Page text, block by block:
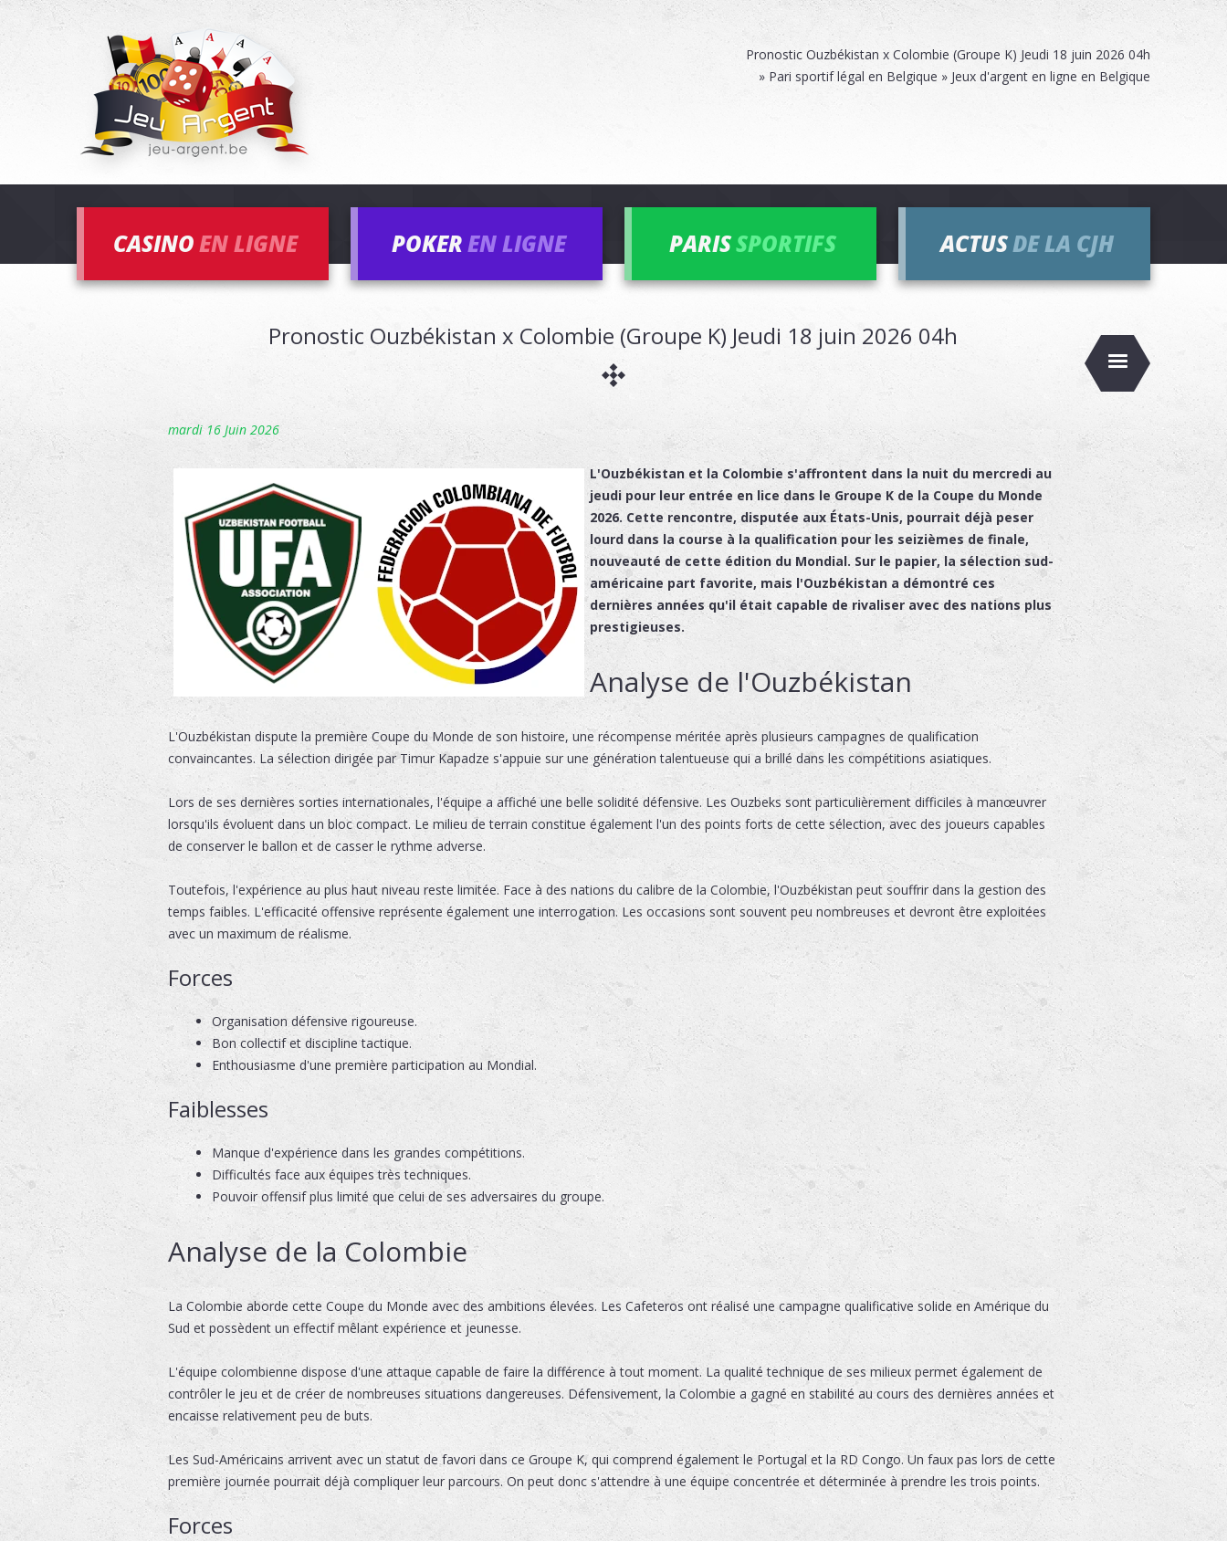
Pronostic Ouzbékistan x Colombie (Groupe K) Jeudi 18 juin 2026 04h
» Pari sportif légal en Belgique » Jeux d'argent en ligne en Belgique
CASINOEN LIGNE POKEREN LIGNE PARISSPORTIFS ACTUSDE LA CJH
Pronostic Ouzbékistan x Colombie (Groupe K) Jeudi 18 juin 2026 04h
mardi 16 Juin 2026
L'Ouzbékistan et la Colombie s'affrontent dans la nuit du mercredi au
jeudi pour leur entrée en lice dans le Groupe K de la Coupe du Monde
2026. Cette rencontre, disputée aux États-Unis, pourrait déjà peser
lourd dans la course à la qualification pour les seizièmes de finale,
nouveauté de cette édition du Mondial. Sur le papier, la sélection sud-
américaine part favorite, mais l'Ouzbékistan a démontré ces
dernières années qu'il était capable de rivaliser avec des nations plus
prestigieuses.
Analyse de l'Ouzbékistan
L'Ouzbékistan dispute la première Coupe du Monde de son histoire, une récompense méritée après plusieurs campagnes de qualification
convaincantes. La sélection dirigée par Timur Kapadze s'appuie sur une génération talentueuse qui a brillé dans les compétitions asiatiques.
Lors de ses dernières sorties internationales, l'équipe a affiché une belle solidité défensive. Les Ouzbeks sont particulièrement difficiles à manœuvrer
lorsqu'ils évoluent dans un bloc compact. Le milieu de terrain constitue également l'un des points forts de cette sélection, avec des joueurs capables
de conserver le ballon et de casser le rythme adverse.
Toutefois, l'expérience au plus haut niveau reste limitée. Face à des nations du calibre de la Colombie, l'Ouzbékistan peut souffrir dans la gestion des
temps faibles. L'efficacité offensive représente également une interrogation. Les occasions sont souvent peu nombreuses et devront être exploitées
avec un maximum de réalisme.
Forces
Organisation défensive rigoureuse.
Bon collectif et discipline tactique.
Enthousiasme d'une première participation au Mondial.
Faiblesses
Manque d'expérience dans les grandes compétitions.
Difficultés face aux équipes très techniques.
Pouvoir offensif plus limité que celui de ses adversaires du groupe.
Analyse de la Colombie
La Colombie aborde cette Coupe du Monde avec des ambitions élevées. Les Cafeteros ont réalisé une campagne qualificative solide en Amérique du
Sud et possèdent un effectif mêlant expérience et jeunesse.
L'équipe colombienne dispose d'une attaque capable de faire la différence à tout moment. La qualité technique de ses milieux permet également de
contrôler le jeu et de créer de nombreuses situations dangereuses. Défensivement, la Colombie a gagné en stabilité au cours des dernières années et
encaisse relativement peu de buts.
Les Sud-Américains arrivent avec un statut de favori dans ce Groupe K, qui comprend également le Portugal et la RD Congo. Un faux pas lors de cette
première journée pourrait déjà compliquer leur parcours. On peut donc s'attendre à une équipe concentrée et déterminée à prendre les trois points.
Forces